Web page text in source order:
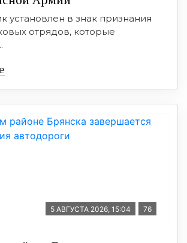
установлен в знак признания
отрядов, которые
5 АВГУСТА 2026, 15:04 76